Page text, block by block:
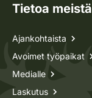
Tietoa meistä
Ajankohtaista
Avoimet työpaikat
Medialle
Laskutus